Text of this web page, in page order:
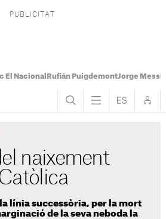
El Nacional Rufián PuigdemontJorge Messi
naixement
línia successòria, per la mort
de la seva neboda la